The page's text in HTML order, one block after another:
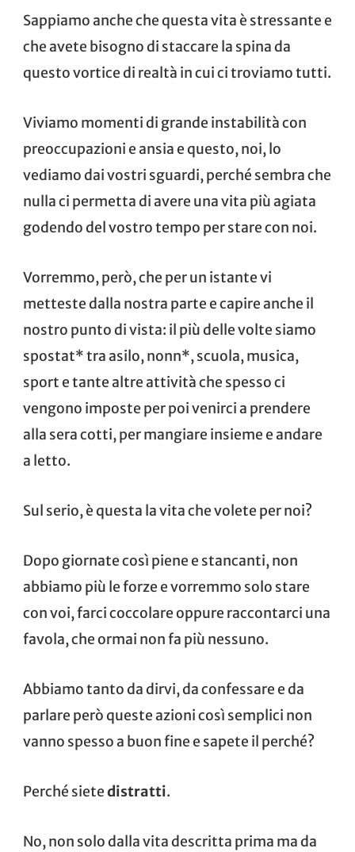
Sappiamo anche che questa vita è stressante e
che avete bisogno di staccare la spina da
questo vortice di realtà in cui ci troviamo tutti.
Viviamo momenti di grande instabilità con
preoccupazioni e ansia e questo, noi, lo
vediamo dai vostri sguardi, perché sembra che
nulla ci permetta di avere una vita più agiata
godendo del vostro tempo per stare con noi.
Vorremmo, però, che per un istante vi
metteste dalla nostra parte e capire anche il
nostro punto di vista: il più delle volte siamo
spostat* tra asilo, nonn*, scuola, musica,
sport e tante altre attività che spesso ci
vengono imposte per poi venirci a prendere
alla sera cotti, per mangiare insieme e andare
a letto.
Sul serio, è questa la vita che volete per noi?
Dopo giornate così piene e stancanti, non
abbiamo più le forze e vorremmo solo stare
con voi, farci coccolare oppure raccontarci una
favola, che ormai non fa più nessuno.
Abbiamo tanto da dirvi, da confessare e da
parlare però queste azioni così semplici non
vanno spesso a buon fine e sapete il perché?
Perché sietedistratti.
No, non solo dalla vita descritta prima ma da